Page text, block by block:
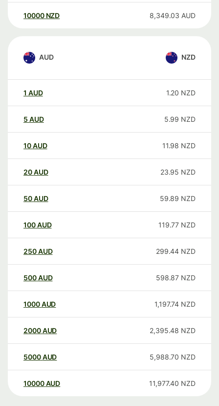
10000 NZD 8,349.03 AUD
AUD NZD
1 AUD 1.20 NZD
5 AUD 5.99 NZD
10AUD 11.98 NZD
20AUD 23.95 NZD
50AUD 59.89 NZD
100AUD 119.77 NZD
250AUD 299.44 NZD
500AUD 598.87 NZD
1000AUD 1,197.74 NZD
2000AUD 2,395.48 NZD
5000AUD 5,988.70 NZD
10000 AUD 11,977.40 NZD